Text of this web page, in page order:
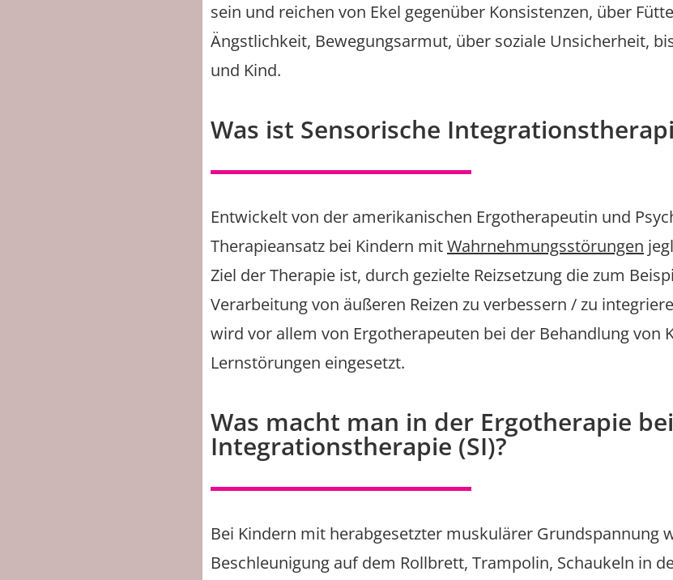
sein und reichen von Ekel gegenüber Konsistenzen, über
Ängstlichkeit, Bewegungsarmut, über soziale Unsicherheit,
und Kind.
Was ist Sensorische
Entwickelt von der amerikanischen Ergotherapeutin und
Therapieansatz bei Kindern mitWahrnehmungsstörungen
Ziel der Therapie ist, durch gezielte Reizsetzung die zum
Verarbeitung von äußeren Reizen zu verbessern / zu
wird vor allem von Ergotherapeuten bei der Behandlung von
Lernstörungen eingesetzt.
Was macht man in der Ergotherapie
Integrationstherapie (SI)?
Bei Kindern mit herabgesetzter muskulärer Grundspannung
Beschleunigung auf dem Rollbrett, Trampolin, Schaukeln in